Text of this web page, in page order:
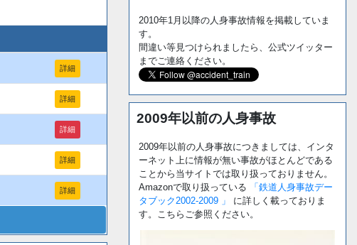
詳細
詳細
詳細
詳細
詳細
2010年1月以降の人身事故情報を掲載していま
す。
間違い等見つけられましたら、公式ツイッター
までご連絡ください。
2009年以前の人身事故
2009年以前の人身事故につきましては、インタ
ーネット上に情報が無い事故がほとんどである
ことから当サイトでは取り扱っておりません。
Amazonで取り扱っている
「鉄道人身事故デー
タブック2002-2009 」
に詳しく載っておりま
す。こちらご参照ください。